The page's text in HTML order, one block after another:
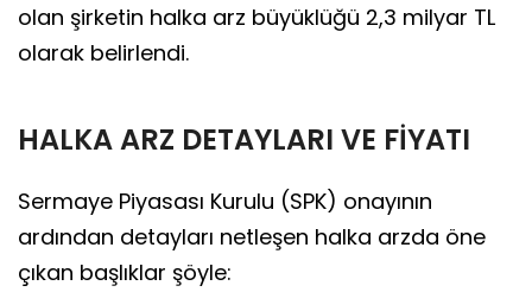
olan şirketin halka arz büyüklüğü 2,3 milyar TL
olarak belirlendi.
HALKA ARZ DETAYLARI VE FİYATI
Sermaye Piyasası Kurulu (SPK) onayının
ardından detayları netleşen halka arzda öne
çıkan başlıklar şöyle: